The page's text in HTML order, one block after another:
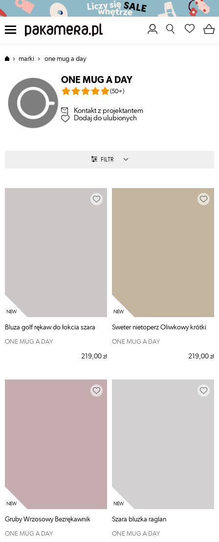
pakamera
› marki › one mug a day
ONE MUG A DAY
(50+)
Kontakt z projektantem
Dodaj do ulubionych
FILTR
Bluza golf rękaw do łokcia szara
ONE MUG A DAY
219,00 zł
Sweter nietoperz Oliwkowy krótki
ONE MUG A DAY
219,00 zł
Gruby Wrzosowy Bezrękawnik
ONE MUG A DAY
Szara bluzka raglan
ONE MUG A DAY